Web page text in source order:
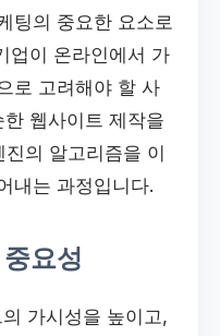
팅의 중요한 요소로
업이 온라인에서 가
로 고려해야 할 사
웹사이트 제작을
의 알고리즘을 이
내는 과정입니다.
요성
가시성을 높이고,